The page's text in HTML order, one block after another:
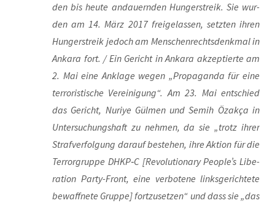
den bis heu­te andau­ern­den Hun­ger­streik. Sie wur­
den am 14. März 2017 frei­ge­las­sen, setz­ten ihren
Hun­ger­streik jedoch am Men­schen­rechts­denk­mal in
Anka­ra fort. / Ein Gericht in Anka­ra akzep­tier­te am
2. Mai eine Ankla­ge wegen „Pro­pa­gan­da für eine
ter­ro­ris­ti­sche Ver­ei­ni­gung“. Am 23. Mai ent­schied
das Gericht, Nuri­ye Gül­men und Semih Özak­ça in
Unter­su­chungs­haft zu neh­men, da sie „trotz ihrer
Straf­ver­fol­gung dar­auf bestehen, ihre Akti­on für die
Ter­ror­grup­pe DHKP‑C [Revo­lu­tio­na­ry People’s Libe­
ra­ti­on Par­ty-Front, eine ver­bo­te­ne links­ge­rich­te­te
bewaff­ne­te Grup­pe] fort­zu­set­zen“ und dass sie „das